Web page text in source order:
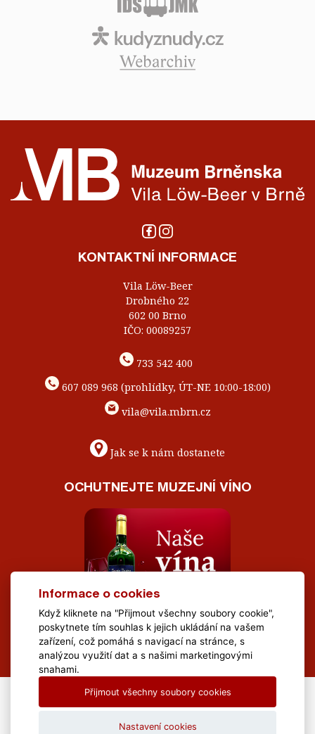
KONTAKTNÍ INFORMACE
Vila Löw-Beer
Drobného 22
602 00 Brno
IČO: 00089257
733 542 400
607 089 968 (prohlídky, ÚT-NE 10:00-18:00)
vila@vila.mbrn.cz
Jak se k nám dostanete
OCHUTNEJTE MUZEJNÍ VÍNO
All Rights Reserved Muzeum Brněnska © 2020, Webdesign by
Informace o cookies
Když kliknete na "Přijmout všechny soubory cookie",
poskytnete tím souhlas k jejich ukládání na vašem
zařízení, což pomáhá s navigací na stránce, s
analýzou využití dat a s našimi marketingovými
snahami.
Přijmout všechny soubory cookies
Nastavení cookies